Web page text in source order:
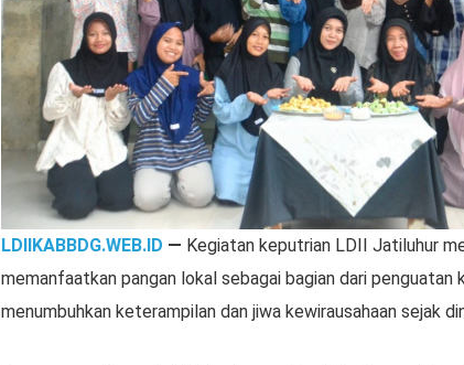
LDIIKABBDG.WEB.ID — Kegiatan keputrian LDII Jatiluhur
memanfaatkan pangan lokal sebagai bagian dari penguatan
menumbuhkan keterampilan dan jiwa kewirausahaan sejak